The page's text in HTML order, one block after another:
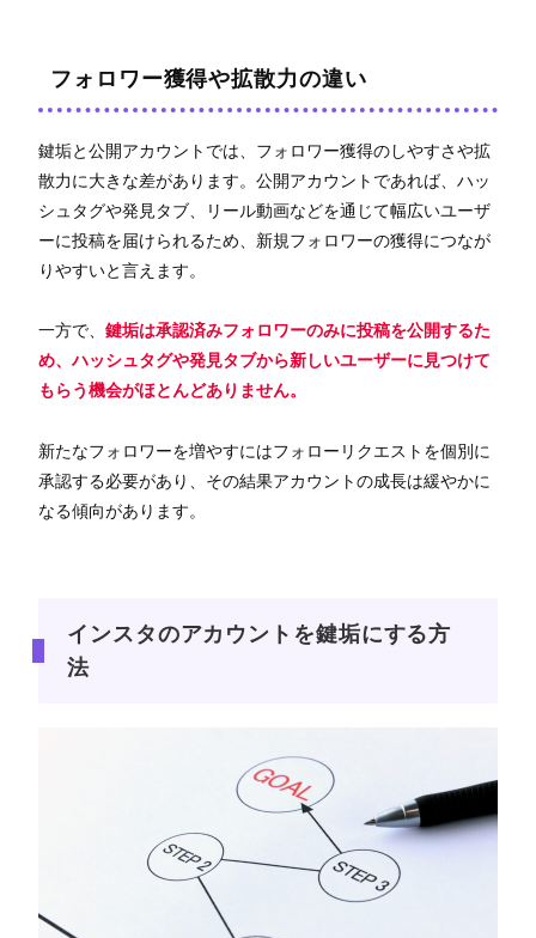
フォロワー獲得や拡散力の違い
鍵垢と公開アカウントでは、フォロワー獲得のしやすさや拡
散力に大きな差があります。公開アカウントであれば、ハッ
シュタグや発見タブ、リール動画などを通じて幅広いユーザ
ーに投稿を届けられるため、新規フォロワーの獲得につなが
りやすいと言えます。
一方で、 鍵垢は承認済みフォロワーのみに投稿を公開するた
め、ハッシュタグや発見タブから新しいユーザーに見つけて
もらう機会がほとんどありません。
新たなフォロワーを増やすにはフォローリクエストを個別に
承認する必要があり、その結果アカウントの成長は緩やかに
なる傾向があります。
インスタのアカウントを鍵垢にする方
法